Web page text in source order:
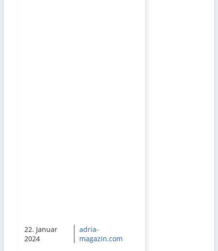
22. Januar
2024
adria-
magazin.com